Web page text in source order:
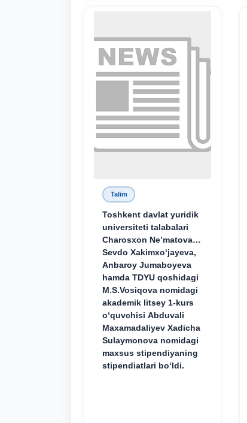
Talim
Toshkent davlat yuridik
universiteti talabalari
Charosxon Ne’matova,
Sevdo Xakimxo‘jayeva,
Anbaroy Jumaboyeva
hamda TDYU qoshidagi
M.S.Vosiqova nomidagi
akademik litsey 1-kurs
o‘quvchisi Abduvali
Maxamadaliyev Xadicha
Sulaymonova nomidagi
maxsus stipendiyaning
stipendiatlari bo‘ldi.